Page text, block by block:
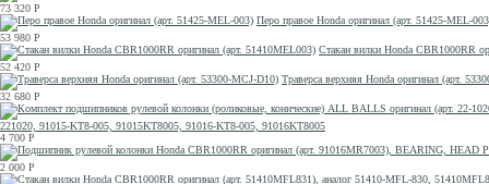
73 320 Р
Перо правое Honda оригинал (арт. 51425-MEL-
53 980 Р
Стакан вилки Honda CBR1000RR
52 420 Р
Траверса верхняя Honda оригинал (арт.
32 680 Р
221020, 91015-KT8-005, 91015KT8005, 91016-KT8-005, 91016KT8005
4 700 Р
2 000 Р